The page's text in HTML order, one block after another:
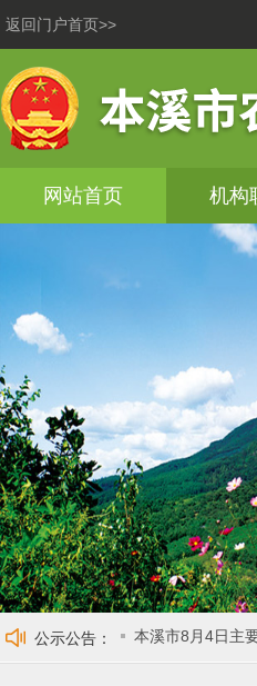
返回门户首页>>
网站首页 机构
公示公告：
本溪市8月4日主
本溪市农村集体
本溪市猫、犬等
“大棚房”问题清
本溪市农业农村
本溪市8月4日主
本溪市8月4日主